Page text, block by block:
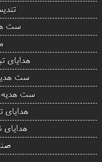
ست
هدایای
ست
ست هدیه
هدایای